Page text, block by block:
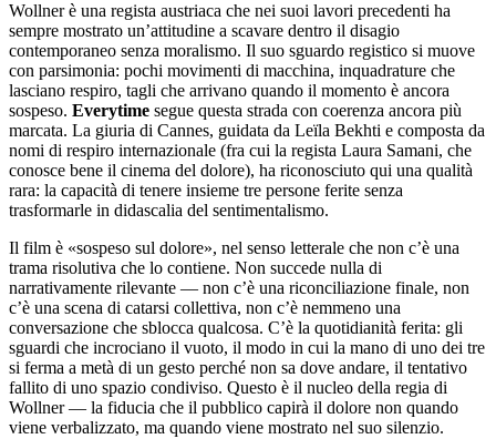
Wollner è una regista austriaca che nei suoi lavori precedenti ha
sempre mostrato un’attitudine a scavare dentro il disagio
contemporaneo senza moralismo. Il suo sguardo registico si muove
con parsimonia: pochi movimenti di macchina, inquadrature che
lasciano respiro, tagli che arrivano quando il momento è ancora
sospeso. Everytime segue questa strada con coerenza ancora più
marcata. La giuria di Cannes, guidata da Leïla Bekhti e composta da
nomi di respiro internazionale (fra cui la regista Laura Samani, che
conosce bene il cinema del dolore), ha riconosciuto qui una qualità
rara: la capacità di tenere insieme tre persone ferite senza
trasformarle in didascalia del sentimentalismo.
Il film è «sospeso sul dolore», nel senso letterale che non c’è una
trama risolutiva che lo contiene. Non succede nulla di
narrativamente rilevante — non c’è una riconciliazione finale, non
c’è una scena di catarsi collettiva, non c’è nemmeno una
conversazione che sblocca qualcosa. C’è la quotidianità ferita: gli
sguardi che incrociano il vuoto, il modo in cui la mano di uno dei tre
si ferma a metà di un gesto perché non sa dove andare, il tentativo
fallito di uno spazio condiviso. Questo è il nucleo della regia di
Wollner — la fiducia che il pubblico capirà il dolore non quando
viene verbalizzato, ma quando viene mostrato nel suo silenzio.